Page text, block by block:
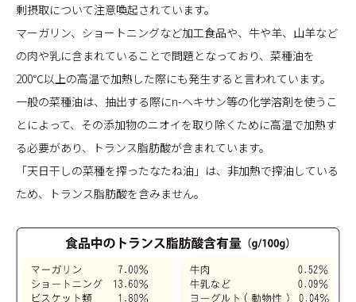
剰摂取について注意喚起されています。
マーガリン、ショートニングなど加工食品や、牛や羊、山羊など
の肉や乳に含まれていることで問題となっており、菜種油を
200℃以上の高温で加熱した際にも発生すると言われています。
一般の菜種油は、抽出する際にn-ヘキサン等の化学溶剤を使うこ
とによって、その添加物のニオイを取り除くために高温で加熱す
る必要があり、トランス脂肪酸が含まれています。
「天日干しの菜種を搾ったなたね油」は、非加熱で搾油している
ため、トランス脂肪酸を含みません。